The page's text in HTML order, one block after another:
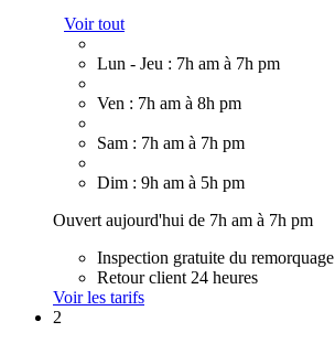
Voir tout
Lun - Jeu : 7h am à 7h pm
Ven : 7h am à 8h pm
Sam : 7h am à 7h pm
Dim : 9h am à 5h pm
Ouvert aujourd'hui de 7h am à 7h pm
Inspection gratuite du remorquage
Retour client 24 heures
Voir les tarifs
2